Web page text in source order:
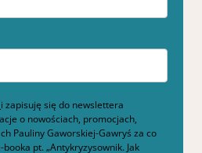
i zapisuję się do newslettera
o nowościach, promocjach,
Pauliny Gaworskiej-Gawryś za co
pt. „Antykryzysownik. Jak